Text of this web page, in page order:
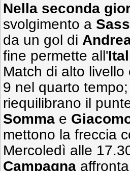
Nella seconda
svolgimento a
da un gol di
fine permette all'
Match di alto
9 nel quarto
riequilibrano il
Somma e
mettono la freccia
Mercoledì alle
Campagna